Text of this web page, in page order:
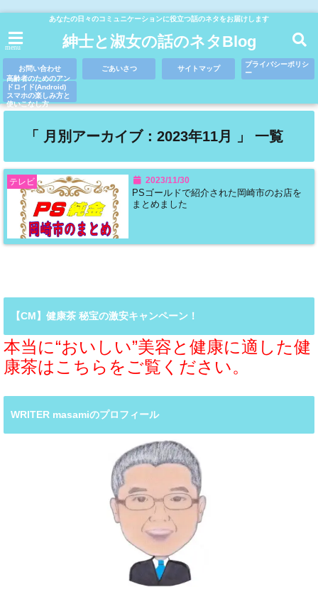
あなたの日々のコミュニケーションに役立つ話のネタをお届けします
menu 紳士と淑女の話のネタBlog
お問い合わせ ごあいさつ サイトマップ
プライバシーポリシ
ー
高齢者のためのアン
ドロイド(Android)
スマホの楽しみ方と
使いこなし方
「 月別アーカイブ：2023年11月 」 一覧
テレビ
2023/11/30
PSゴールドで紹介された岡崎市のお店を
まとめました
【CM】健康茶 秘宝の激安キャンペーン！
本当に“おいしい”美容と健康に適した健
康茶はこちらをご覧ください。
WRITER masamiのプロフィール